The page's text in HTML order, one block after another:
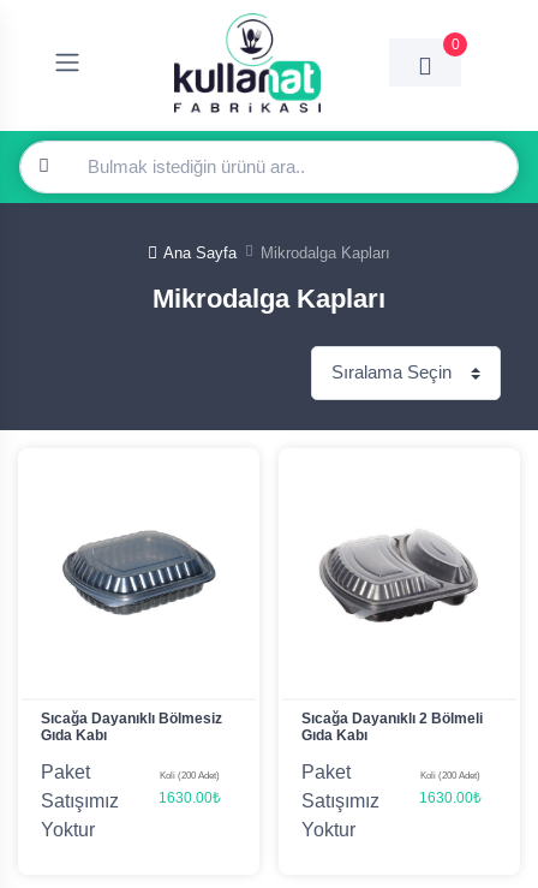
0
Ana Sayfa Mikrodalga Kapları
Mikrodalga Kapları
Sıcağa Dayanıklı Bölmesiz
Gıda Kabı
Paket
Satışımız
Yoktur
Koli (200 Adet)
1630.00₺
Sıcağa Dayanıklı 2 Bölmeli
Gıda Kabı
Paket
Satışımız
Yoktur
Koli (200 Adet)
1630.00₺